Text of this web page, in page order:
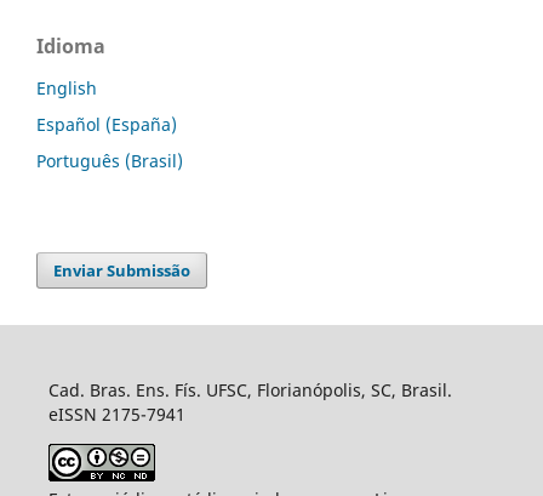
Idioma
English
Español (España)
Português (Brasil)
Enviar Submissão
Cad. Bras. Ens. Fís. UFSC, Florianópolis, SC, Brasil.
eISSN 2175-7941